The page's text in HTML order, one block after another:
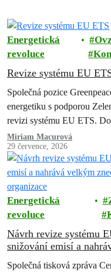
Energetická
revoluce
Revize systému EU
Společná pozice
energetiku s podporou
revizi systému EU ETS.
zachovat a posílit systém…
Miriam Macurová
29 července, 2026
Energetická
revoluce
Návrh revize systému
snižování emisí a
ekologické organizace
Společná tisková zpráva